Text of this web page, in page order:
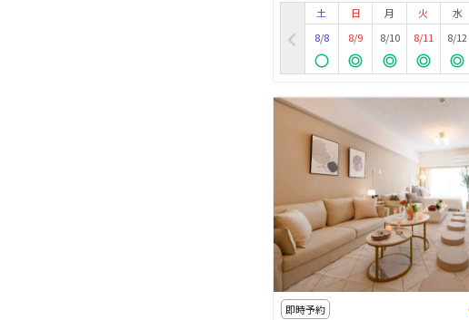
土
8/8
日
8/9
月
8/10
火
8/11
水
8/12
即時予約